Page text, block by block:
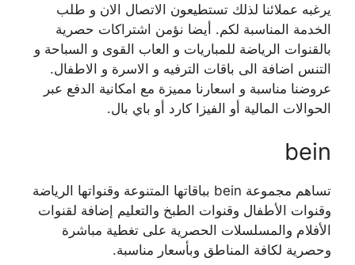
يرغبه عملائنا لذلك تستطيعون الاتصال الان و طلب
الخدمة المناسبة لكم. أيضا نؤمن اشتراكات حصرية
بالقنوات الرياضة للمباريات و العاب القوى و السباحة و
التنس اضافة الى باقات الترفيه و الاسرة و الاطفال.
عروضنا مناسبة و اسعارنا مميزة مع امكانية الدفع عبر
الحوالات المالية أو الفيزا كارد أو باي بال.
bein
تساهم مجموعة bein بباقاتها المتنوعة وقنواتها الرياضة
وقنوات الأطفال وقنوات الطبخ والتعليم إضافة لقنوات
الأفلام والمسلسلات الحصرية على تغطية مباشرة
وحصرية لكافة المناطق وبأسعار مناسبة.